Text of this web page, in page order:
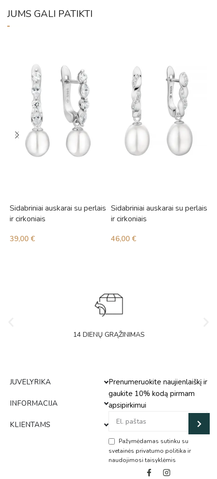
JUMS GALI PATIKTI
Sidabriniai auskarai su perlais
ir cirkoniais
39,00 €
Sidabriniai auskarai su perlais
ir cirkoniais
46,00 €
14 DIENŲ GRĄŽINIMAS
JUVELYRIKA
INFORMACIJA
KLIENTAMS
Prenumeruokite naujienlaiškį ir
gaukite 10% kodą pirmam
apsipirkimui
Pažymėdamas sutinku su
svetainės privatumo politika ir
naudojimosi taisyklėmis
Alternative: